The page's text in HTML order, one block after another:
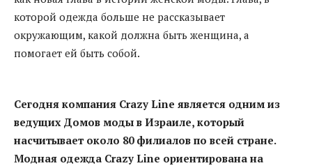
которой одежда больше не рассказывает
окружающим, какой должна быть женщина, а
помогает ей быть собой.
Сегодня компания Crazy Line является одним из
ведущих Домов моды в Израиле, который
насчитывает около 80 филиалов по всей стране.
Модная одежда Crazy Line ориентирована на